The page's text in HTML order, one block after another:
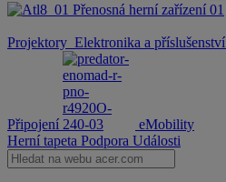
Přenosná herní zařízení
Projektory Elektronika a příslušenství
Připojení
eMobility
Herní tapeta Podpora Události